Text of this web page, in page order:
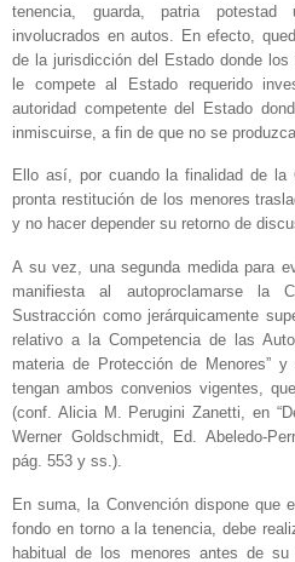
tenencia, guarda, patria
involucrados en autos. En efecto,
de la jurisdicción del Estado donde
le compete al Estado requerido
autoridad competente del Estado
inmiscuirse, a fin de que no se
Ello así, por cuando la finalidad de
pronta restitución de los menores
y no hacer depender su retorno de
A su vez, una segunda medida para
manifiesta al autoproclamarse la
Sustracción como jerárquicamente
relativo a la Competencia de las
materia de Protección de Menores”
tengan ambos convenios vigentes,
(conf. Alicia M. Perugini Zanetti, en
Werner Goldschmidt, Ed. Abeledo-
pág. 553 y ss.).
En suma, la Convención dispone que
fondo en torno a la tenencia, debe
habitual de los menores antes de